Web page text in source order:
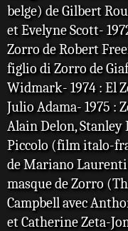
belge) de Gilbert
et Evelyne Scott-
Zorro de Robert
figlio di Zorro de
Widmark- 1974 : El
Julio Adama- 1975 :
Alain Delon, Stanley
Piccolo (film italo-
de Mariano Laurenti
masque de Zorro
Campbell avec
et Catherine Zeta-